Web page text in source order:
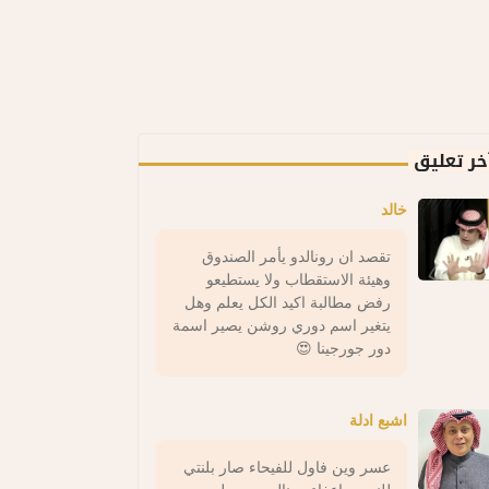
تعليق
خالد
تقصد ان رونالدو يأمر الصندوق
وهيئة الاستقطاب ولا يستطيعو
رفض مطالبة اكيد الكل يعلم وهل
يتغير اسم دوري روشن يصير اسمة
دور جورجينا 😍
اشبع ادلة
عسر وين فاول للفيحاء صار بلنتي